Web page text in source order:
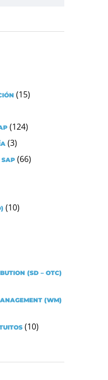
(15)
(124)
(3)
SAP (66)
(10)
(SD – OTC)
(WM)
(10)